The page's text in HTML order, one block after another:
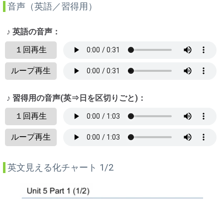
音声（英語／習得用）
♪ 英語の音声：
１回再生
ループ再生
♪ 習得用の音声(英⇒日を区切りごと)：
１回再生
ループ再生
英文見える化チャート 1/2